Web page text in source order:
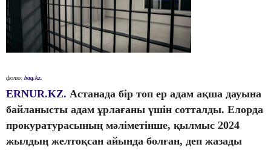
фото: baq.kz.
ERNUR.KZ. Астанада бір топ ер адам ақша дауына
байланысты адам ұрлағаны үшін сотталды. Елорда
прокуратурасының мәліметінше, қылмыс 2024
жылдың желтоқсан айында болған, деп жазады